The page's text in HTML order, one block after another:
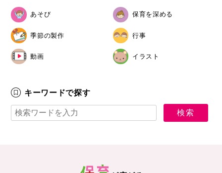
あそび 保育を深める
季節の製作 行事
動画 イラスト
キーワードで探す